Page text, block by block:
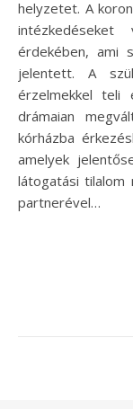
helyzetet. A
érdekében, ami
jelentett. A
érzelmekkel
drámaian
kórházba
amelyek
látogatási
partnerével…